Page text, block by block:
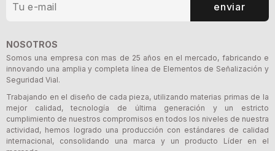
enviar
NOSOTROS
Somos una empresa con mas de 25 años en el mercado, fabricando e
innovando una amplia y completa línea de Elementos de Señalización y
Seguridad Vial.
Trabajando en el diseño de cada pieza, utilizando materias primas de la
mejor calidad, tecnología de última generación y un estricto
cumplimiento de nuestros compromisos en todos los niveles de nuestra
actividad, hemos logrado una producción con estándares de calidad
internacional, consolidando una marca y un producto Líder en el